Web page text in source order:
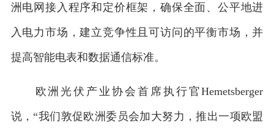
洲电网接入程序和定价框架，确保全面、公平地进
入电力市场，建立竞争性且可访问的平衡市场，并
提高智能电表和数据通信标准。
欧洲光伏产业协会首席执行官Hemetsberger
说，“我们敦促欧洲委员会加大努力，推出一项欧盟